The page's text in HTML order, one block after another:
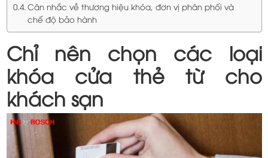
Cân nhắc về thương hiệu khóa, đơn vị phân phối và
chế độ bảo hành
Chỉ nên chọn các loại
khóa cửa thẻ từ cho
khách sạn